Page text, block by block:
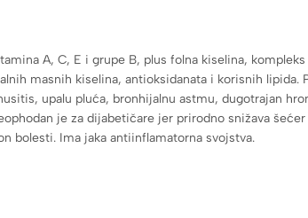
A, C, E i grupe B, plus folna kiselina,
masnih kiselina, antioksidanata i korisnih lipida.
upalu pluća, bronhijalnu astmu, dugotrajan
je za dijabetičare jer prirodno snižava
bolesti. Ima jaka antiinflamatorna svojstva.